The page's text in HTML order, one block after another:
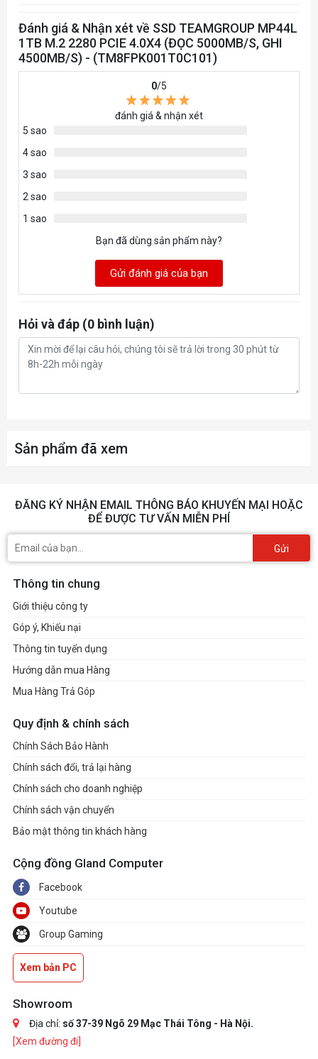
Tốc độ
đọc tối
đa
Lên tới 5000MB/s
đa
Lên tới 4500MB/s
MTBF
Kích
thước
Đánh giá & Nhận xét về SSD TEAMGROUP MP44L
1TB M.2 2280 PCIE 4.0X4 (ĐỌC 5000MB/S, GHI
4500MB/S) - (TM8FPK001T0C101)
0/5
đánh giá & nhận xét
5 sao
4 sao
3 sao
2 sao
1 sao
Bạn đã dùng sản phẩm này?
Gửi đánh giá của bạn
Hỏi và đáp (0 bình luận)
Sản phẩm đã xem
ĐĂNG KÝ NHẬN EMAIL THÔNG BÁO KHUYẾN MẠI HOẶC
ĐỂ ĐƯỢC TƯ VẤN MIỄN PHÍ
Gửi
Thông tin chung
Giới thiệu công ty
Góp ý, Khiếu nại
Thông tin tuyển dụng
Hướng dẫn mua Hàng
Mua Hàng Trả Góp
Quy định & chính sách
Chính Sách Bảo Hành
Chính sách đổi, trả lại hàng
Chính sách cho doanh nghiệp
Chính sách vận chuyển
Bảo mật thông tin khách hàng
Cộng đồng Gland Computer
Facebook
Youtube
Group Gaming
Xem bản PC
Showroom
Địa chỉ: số 37-39 Ngõ 29 Mạc Thái Tông - Hà Nội.
[Xem đường đi]